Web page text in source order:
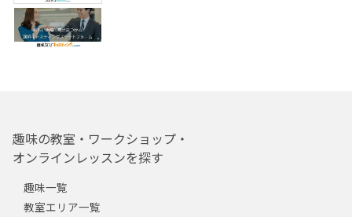
趣味の教室・ワークショップ・
オンラインレッスンを探す
趣味一覧
教室エリア一覧